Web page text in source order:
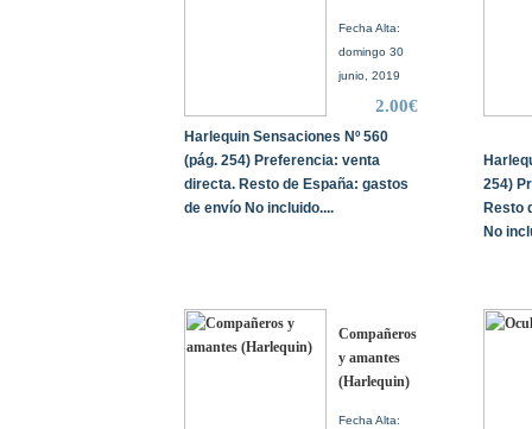
Fecha Alta:
domingo 30
junio, 2019
2.00€
Harlequin Sensaciones Nº 560
(pág. 254) Preferencia: venta
directa. Resto de España: gastos
de envío No incluido....
254)
Resto
No
Compañeros
y amantes
(Harlequin)
Fecha Alta: